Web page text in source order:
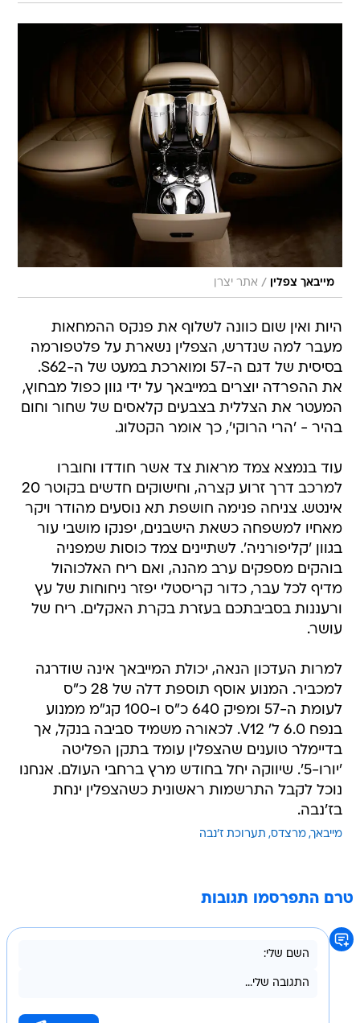
מייבאך צפלין / אתר יצרן
היות ואין שום כוונה לשלוף את פנקס ההמחאות
מעבר למה שנדרש, הצפלין נשארת על פלטפורמה
בסיסית של דגם ה-57 ומוארכת במעט של ה-S62.
את ההפרדה יוצרים במייבאך על ידי גוון כפול מבחוץ,
המעטר את הצללית בצבעים קלאסים של שחור וחום
בהיר - 'הרי הרוקי', כך אומר הקטלוג.
עוד בנמצא צמד מראות צד אשר חודדו וחוברו
למרכב דרך זרוע קצרה, וחישוקים חדשים בקוטר 20
אינטש. צניחה פנימה חושפת תא נוסעים מהודר ויקר
מאחיו למשפחה כשאת הישבנים, יפנקו מושבי עור
בגוון 'קליפורניה'. לשתיינים צמד כוסות שמפניה
בוהקים מספקים ערב מהנה, ואם ריח האלכוהול
מדיף לכל עבר, כדור קריסטלי יפזר ניחוחות של עץ
ורעננות בסביבתכם בעזרת בקרת האקלים. ריח של
עושר.
למרות העדכון הנאה, יכולת המייבאך אינה שודרגה
למכביר. המנוע אוסף תוספת דלה של 28 כ"ס
לעומת ה-57 ומפיק 640 כ"ס ו-100 קג"מ ממנוע
בנפח 6.0 ל' V12. לכאורה משמיד סביבה בנקל, אך
בדיימלר טוענים שהצפלין עומד בתקן הפליטה
'יורו-5'. שיווקה יחל בחודש מרץ ברחבי העולם. אנחנו
נוכל לקבל התרשמות ראשונית כשהצפלין ינחת
בז'נבה.
מייבאך מרצדס תערוכת ז'נבה
טרם התפרסמו תגובות